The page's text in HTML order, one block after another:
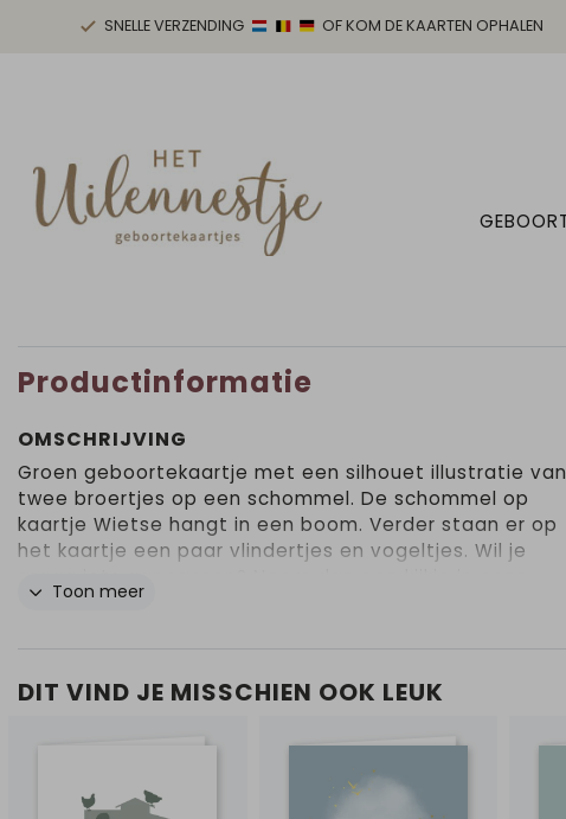
SNELLE VERZENDING OF KOM DE KAARTEN OPHALEN
Productinformatie
OMSCHRIJVING
Groen geboortekaartje met een silhouet illustratie van
twee broertjes op een schommel. De schommel op
kaartje Wietse hangt in een boom. Verder staan er op
het kaartje een paar vlindertjes en vogeltjes. Wil je
editor voor de vele opties!
Toon meer
DIT VIND JE MISSCHIEN OOK LEUK